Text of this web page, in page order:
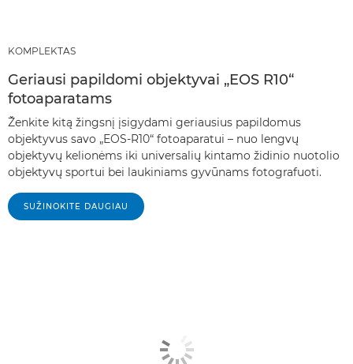
KOMPLEKTAS
Geriausi papildomi objektyvai „EOS R10“
fotoaparatams
Ženkite kitą žingsnį įsigydami geriausius papildomus
objektyvus savo „EOS-R10“ fotoaparatui – nuo lengvų
objektyvų kelionėms iki universalių kintamo židinio nuotolio
objektyvų sportui bei laukiniams gyvūnams fotografuoti.
SUŽINOKITE DAUGIAU